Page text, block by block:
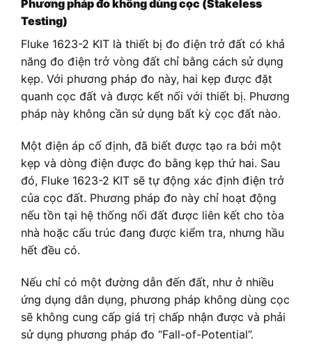
Phương pháp đo không dùng cọc (Stakeless
Testing)
Fluke 1623-2 KIT là thiết bị đo điện trở đất có khả
năng đo điện trở vòng đất chỉ bằng cách sử dụng
kẹp. Với phương pháp đo này, hai kẹp được đặt
quanh cọc đất và được kết nối với thiết bị. Phương
pháp này không cần sử dụng bất kỳ cọc đất nào.
Một điện áp cố định, đã biết được tạo ra bởi một
kẹp và dòng điện được đo bằng kẹp thứ hai. Sau
đó, Fluke 1623-2 KIT sẽ tự động xác định điện trở
của cọc đất. Phương pháp đo này chỉ hoạt động
nếu tồn tại hệ thống nối đất được liên kết cho tòa
nhà hoặc cấu trúc đang được kiểm tra, nhưng hầu
hết đều có.
Nếu chỉ có một đường dẫn đến đất, như ở nhiều
ứng dụng dân dụng, phương pháp không dùng cọc
sẽ không cung cấp giá trị chấp nhận được và phải
sử dụng phương pháp đo “Fall-of-Potential”.